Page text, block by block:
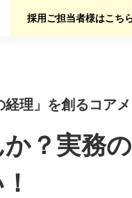
採用ご担当者様はこち
理」を創るコア
？実務